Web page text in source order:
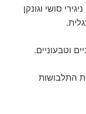
סושי וגונקן
וטבעוניים.
התלבושות